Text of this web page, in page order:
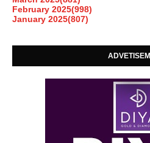
February 2025(998)
January 2025(807)